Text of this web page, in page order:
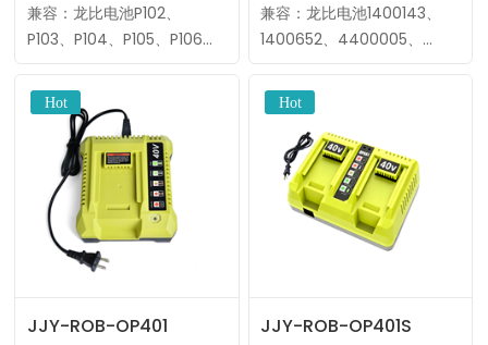
兼容：龙比电池P102、
P103、P104、P105、P106、
输出电流：3.0A/2.0A制造
商：标准电波MOQ：10件
OEM/ODM：标签、包装、
外壳、颜色等。……
兼容：龙比电池1400143、
1400652、4400005、
输出电压：
18V~20V/40V~1.8A输出电
流：1.8A/2.0A制造商：标准
电波MOQ：1……
JJY-ROB-OP401 JJY-ROB-OP401S